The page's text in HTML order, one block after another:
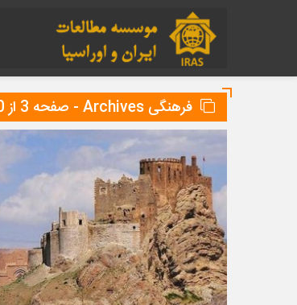
فرهنگی Archives - صفحه 3 از 60 - ایراس